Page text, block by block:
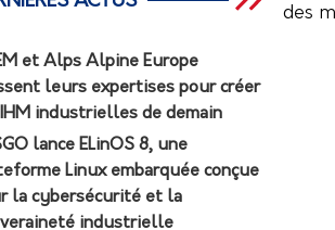
et Alps Alpine Europe
leurs expertises pour créer
industrielles de demain
lance ELinOS 8, une
Linux embarquée conçue
la cybersécurité et la
industrielle